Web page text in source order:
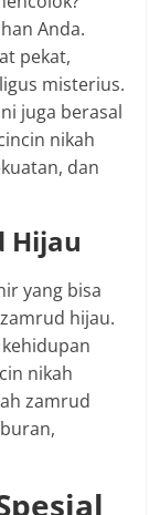
Anda.
pekat,
misterius.
juga berasal
nikah
dan
Hijau
yang bisa
hijau.
nikah
zamrud